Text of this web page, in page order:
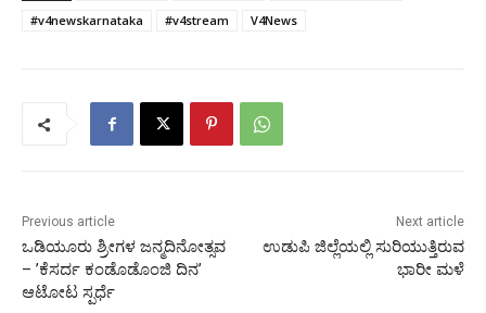
#v4newskarnataka
#v4stream V4News
Previous article
ಒಡಿಯೂರು ಶ್ರೀಗಳ ಜನ್ಮದಿನೋತ್ಸವ
– ’ಕೆಸರ್ದ ಕಂಡೊಡೊಂಜಿ ದಿನ’
ಆಟೋಟ ಸ್ಪರ್ಧೆ
Next article
ಉಡುಪಿ ಜಿಲ್ಲೆಯಲ್ಲಿ ಸುರಿಯುತ್ತಿರುವ
ಭಾರೀ ಮಳೆ